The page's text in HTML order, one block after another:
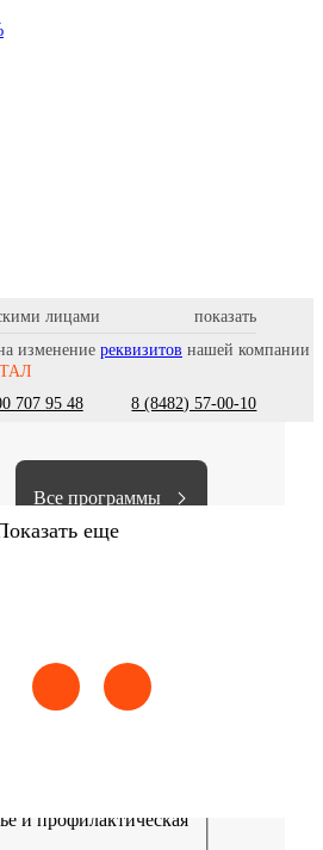
лицами
изменение реквизитов нашей компании
707 95 48 8 (8482) 57-00-10
Все программы
еще
Медицинская помощь
и профилактическая